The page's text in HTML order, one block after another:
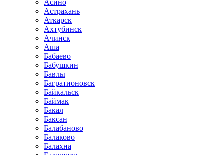
Асино
Астрахань
Аткарск
Ахтубинск
Ачинск
Аша
Бабаево
Бабушкин
Бавлы
Багратионовск
Байкальск
Баймак
Бакал
Баксан
Балабаново
Балаково
Балахна